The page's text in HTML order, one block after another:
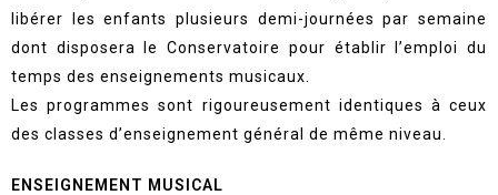
libérer les enfants plusieurs demi-journées par semaine
dont disposera le Conservatoire pour établir l’emploi du
temps des enseignements musicaux.
Les programmes sont rigoureusement identiques à ceux
des classes d’enseignement général de même niveau.
ENSEIGNEMENT MUSICAL